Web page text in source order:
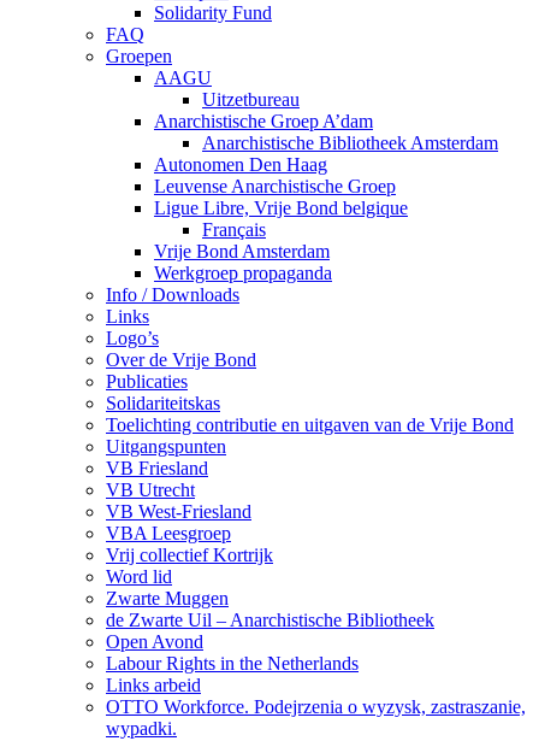
Solidarity Fund
FAQ
Groepen
AAGU
Uitzetbureau
Anarchistische Groep A’dam
Anarchistische Bibliotheek Amsterdam
Autonomen Den Haag
Leuvense Anarchistische Groep
Ligue Libre, Vrije Bond belgique
Français
Vrije Bond Amsterdam
Werkgroep propaganda
Info / Downloads
Links
Logo’s
Over de Vrije Bond
Publicaties
Solidariteitskas
Toelichting contributie en uitgaven van de Vrije Bond
Uitgangspunten
VB Friesland
VB Utrecht
VB West-Friesland
VBA Leesgroep
Vrij collectief Kortrijk
Word lid
Zwarte Muggen
de Zwarte Uil – Anarchistische Bibliotheek
Open Avond
Labour Rights in the Netherlands
Links arbeid
OTTO Workforce. Podejrzenia o wyzysk, zastraszanie,
wypadki.